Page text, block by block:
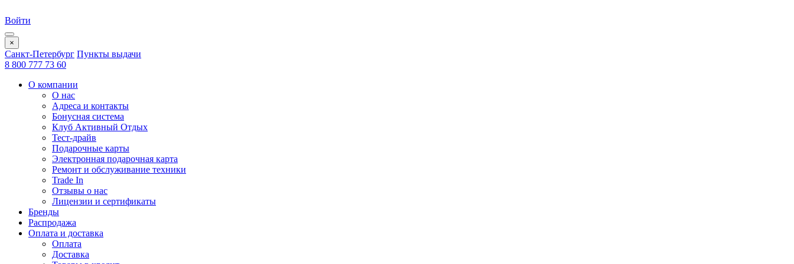
Войти
×
Санкт-Петербург Пункты выдачи
8 800 777 73 60
О компании
О нас
Адреса и контакты
Бонусная система
Клуб Активный Отдых
Тест-драйв
Подарочные карты
Электронная подарочная карта
Ремонт и обслуживание техники
Trade In
Отзывы о нас
Лицензии и сертификаты
Бренды
Распродажа
Оплата и доставка
Оплата
Доставка